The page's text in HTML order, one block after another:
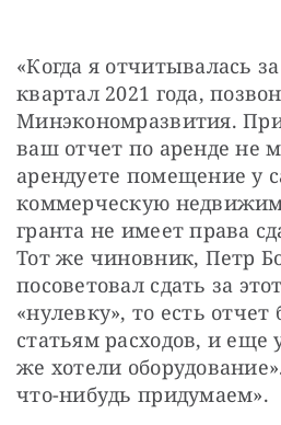
«Когда я отчитывалась
квартал 2021 года,
Минэкономразвития.
ваш отчет по аренде не
арендуете помещение у
коммерческую
гранта не имеет права
Тот же чиновник, Петр
посоветовал сдать за
«нулевку», то есть отчет
статьям расходов, и еще
же хотели
что-нибудь придумаем».